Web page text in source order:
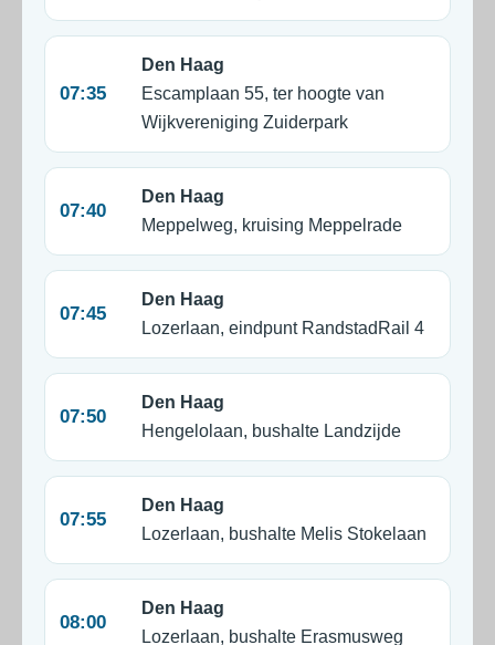
07:35
Den Haag
Escamplaan 55, ter hoogte van
Wijkvereniging Zuiderpark
07:40
Den Haag
Meppelweg, kruising Meppelrade
07:45
Den Haag
Lozerlaan, eindpunt RandstadRail 4
07:50
Den Haag
Hengelolaan, bushalte Landzijde
07:55
Den Haag
Lozerlaan, bushalte Melis Stokelaan
08:00
Den Haag
Lozerlaan, bushalte Erasmusweg